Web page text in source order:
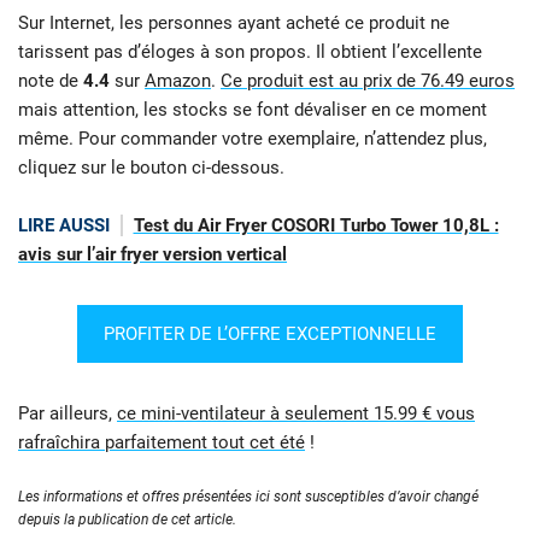
Sur Internet, les personnes ayant acheté ce produit ne
tarissent pas d’éloges à son propos. Il obtient l’excellente
note de 4.4 sur Amazon. Ce produit est au prix de 76.49 euros
mais attention, les stocks se font dévaliser en ce moment
même. Pour commander votre exemplaire, n’attendez plus,
cliquez sur le bouton ci-dessous.
LIRE AUSSI
Test du Air Fryer COSORI Turbo Tower 10,8L :
avis sur l’air fryer version vertical
PROFITER DE L’OFFRE EXCEPTIONNELLE
Par ailleurs, ce mini-ventilateur à seulement 15.99 € vous
rafraîchira parfaitement tout cet été !
Les informations et offres présentées ici sont susceptibles d’avoir changé
depuis la publication de cet article.